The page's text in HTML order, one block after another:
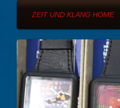
ZEIT UND KLANG HOME